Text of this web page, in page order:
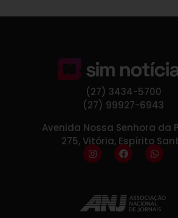
(27) 3434-5700
(27) 99927-6943
Avenida Nossa Senhora da
275, Vitória, Espírito